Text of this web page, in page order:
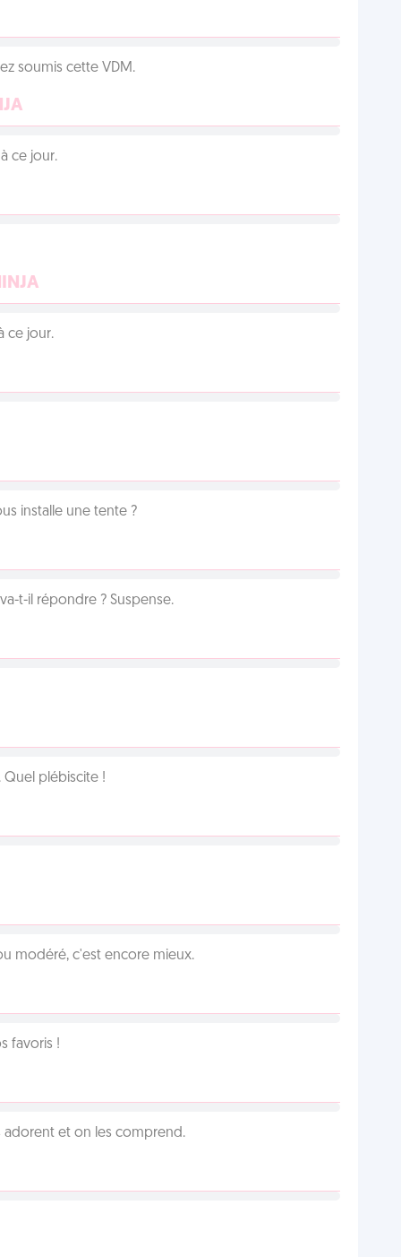
soumis cette VDM.
ce jour.
ce jour.
installe une tente ?
t-il répondre ? Suspense.
Quel plébiscite !
modéré, c'est encore mieux.
favoris !
adorent et on les comprend.